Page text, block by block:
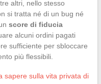
altri, nello stesso
si tratta né di un bug né
score di fiducia
alcuni ordini pagati
sufficiente per sbloccare
più flessibili.
sapere sulla vita privata di